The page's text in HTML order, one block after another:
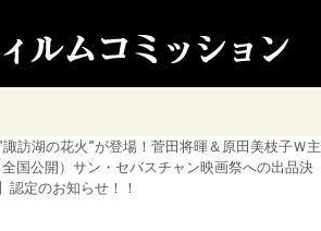
諏訪湖の花火”が登場！菅田将暉＆原田美枝子Ｗ主
国公開）サン・セバスチャン映画祭への出品決
認定のお知らせ！！